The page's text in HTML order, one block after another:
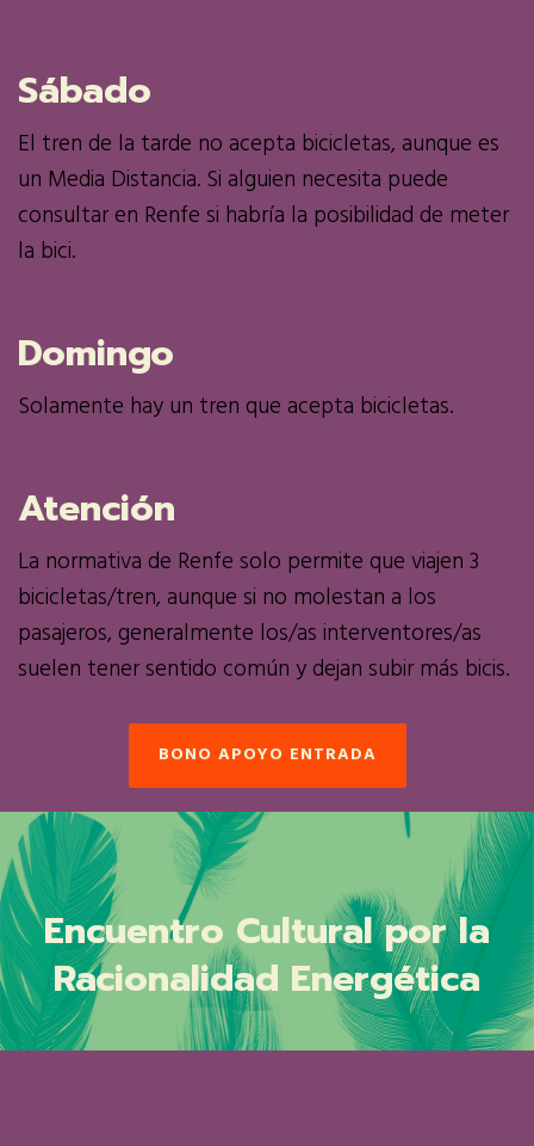
Sábado
El tren de la tarde no acepta bicicletas, aunque es
un Media Distancia. Si alguien necesita puede
consultar en Renfe si habría la posibilidad de meter
la bici.
Domingo
Solamente hay un tren que acepta bicicletas.
Atención
La normativa de Renfe solo permite que viajen 3
bicicletas/tren, aunque si no molestan a los
pasajeros, generalmente los/as interventores/as
suelen tener sentido común y dejan subir más bicis.
BONO APOYO ENTRADA
Encuentro Cultural por la
Racionalidad Energética